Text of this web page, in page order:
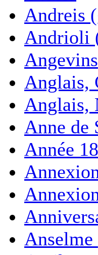
Andreis
Andrioli
Angevins
Anglais,
Anglais,
Anne de
Année